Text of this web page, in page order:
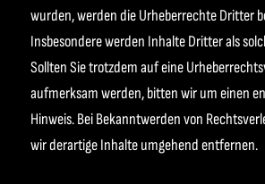
wurden, werden die Urheberrechte Dritter
Insbesondere werden Inhalte Dritter als
Sollten Sie trotzdem auf eine
aufmerksam werden, bitten wir um einen
Hinweis. Bei Bekanntwerden von
wir derartige Inhalte umgehend entfernen.